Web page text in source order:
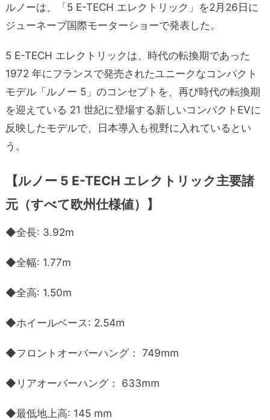
ルノーは、「5 E-TECH エレクトリック」を2月26日に
ジューネーブ国際モーターショーで発表した。
5 E-TECH エレクトリックは、時代の転換期であった
1972 年にフランスで発売されたユニークなコンパクト
モデル「ルノー 5」のコンセプトを、再び時代の転換期
を迎えている 21 世紀に登場する新しいコンパクトEVに
反映したモデルで、日本導入も視野に入れているとい
う。
【ルノー 5 E-TECH エレクトリック主要諸
元（すべて欧州仕様値）】
◆全長: 3.92m
◆全幅: 1.77m
◆全高: 1.50m
◆ホイールベース: 2.54m
◆フロントオーバーハング： 749mm
◆リアオーバーハング： 633mm
◆最低地上高: 145 mm